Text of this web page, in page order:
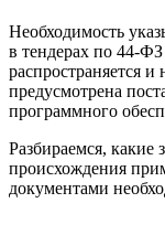
Необходимость
в тендерах по 44-
распространяется и
предусмотрена
программного
Разбираемся, какие
происхождения
документами